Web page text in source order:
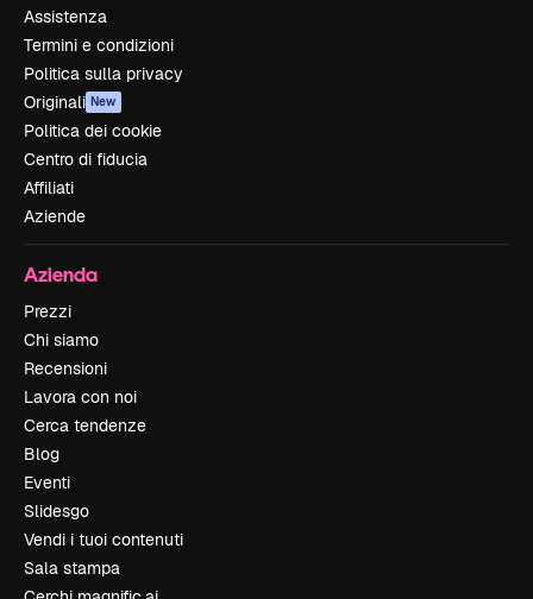
Assistenza
Termini e condizioni
Politica sulla privacy
Originali New
Politica dei cookie
Centro di fiducia
Affiliati
Aziende
Azienda
Prezzi
Chi siamo
Recensioni
Lavora con noi
Cerca tendenze
Blog
Eventi
Slidesgo
Vendi i tuoi contenuti
Sala stampa